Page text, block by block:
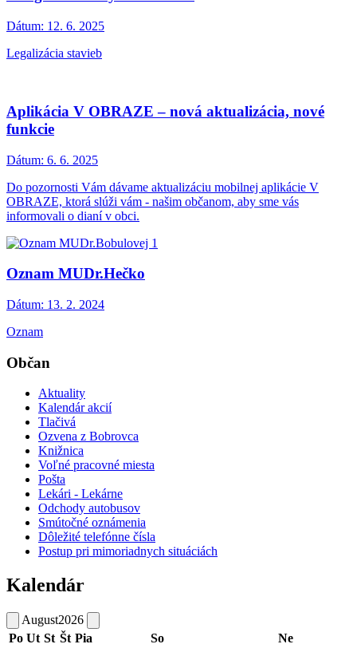
Dátum: 12. 6. 2025
Legalizácia stavieb
Aplikácia V OBRAZE – nová aktualizácia, nové
funkcie
Dátum: 6. 6. 2025
Do pozornosti Vám dávame aktualizáciu mobilnej aplikácie V
OBRAZE, ktorá slúži vám - našim občanom, aby sme vás
informovali o dianí v obci.
Oznam MUDr.Hečko
Dátum: 13. 2. 2024
Oznam
Občan
Aktuality
Kalendár akcií
Tlačivá
Ozvena z Bobrovca
Knižnica
Voľné pracovné miesta
Pošta
Lekári - Lekárne
Odchody autobusov
Smútočné oznámenia
Dôležité telefónne čísla
Postup pri mimoriadnych situáciách
Kalendár
August2026
Po Ut St Št Pia So Ne